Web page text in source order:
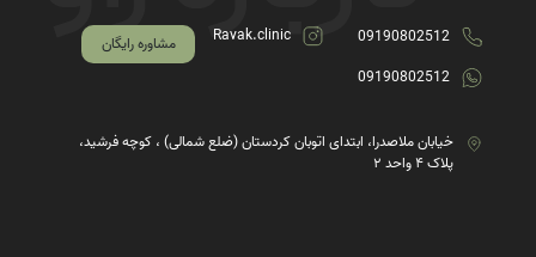
09190802512
09190802512
Ravak.clinic مشاوره رایگان
خیابان ملاصدرا، ابتدای اتوبان کردستان (ضلع شمالی) ، کوچه فرشید،
پلاک ۴ واحد ۲